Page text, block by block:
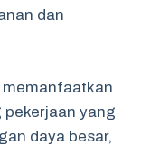
dan
memanfaatkan
yang
daya besar,